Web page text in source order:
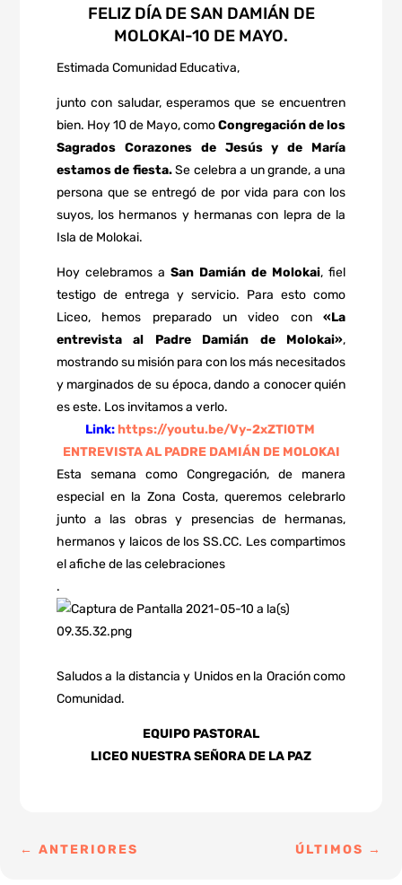
FELIZ DÍA DE SAN DAMIÁN DE
MOLOKAI-10 DE MAYO.
Estimada Comunidad Educativa,
junto con saludar, esperamos que se encuentren
bien. Hoy 10 de Mayo, comoCongregación de los
Sagrados Corazones de Jesús y de María
estamos de fiesta.Se celebra a un grande, a una
persona que se entregó de por vida para con los
suyos, los hermanos y hermanas con lepra de la
Isla de Molokai.
Hoy celebramos a San Damián de Molokai, fiel
testigo de entrega y servicio. Para esto como
Liceo, hemos preparado un video con«La
entrevista al Padre Damián de Molokai»,
mostrando su misión para con los más necesitados
y marginados de su época, dando a conocer quién
es este. Los invitamos a verlo.
Link:https://youtu.be/Vy-2xZTl0TM
ENTREVISTA AL PADRE DAMIÁN DE MOLOKAI
Esta semana como Congregación, de manera
especial en la Zona Costa, queremos celebrarlo
junto a las obras y presencias de hermanas,
hermanos y laicos de los SS.CC. Les compartimos
el afiche de las celebraciones
.
Saludos a la distancia y Unidos en la Oración como
Comunidad.
EQUIPO PASTORAL
LICEO NUESTRA SEÑORA DE LA PAZ
←ANTERIORES ÚLTIMOS →